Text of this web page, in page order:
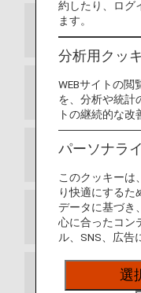
ANA国際線事前
ご予約時の空席
国内線特典航空
ANA特典航空券
約したり、ログ
ます。
分析用クッ
WEBサイトの閲
を、分析や統計
トの継続的な改
パーソナラ
このクッキーは
り快適にするた
データに基づき
心に合ったコン
ル、SNS、広告
選